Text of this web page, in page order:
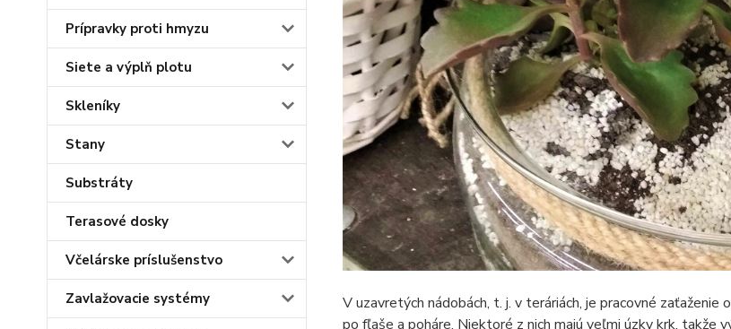
Prípravky proti hmyzu
Siete a výplň plotu
Skleníky
Stany
Substráty
Terasové dosky
Včelárske príslušenstvo
Zavlažovacie systémy
V uzavretých nádobách, t. j. v teráriách, je pracovné
po fľaše a poháre. Niektoré z nich majú veľmi úzky krk, takže